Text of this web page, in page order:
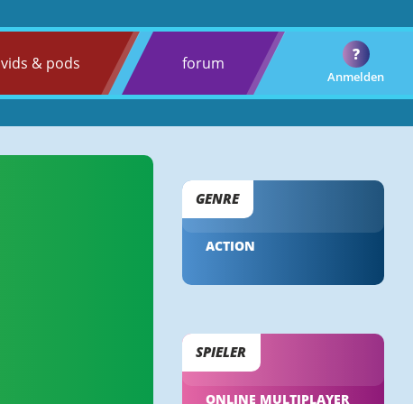
vids & pods forum
Anmelden
?
GENRE
ACTION
SPIELER
ONLINE MULTIPLAYER